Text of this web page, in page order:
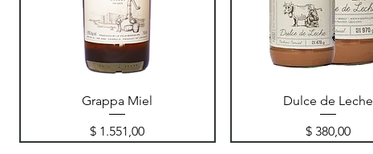
Grappa Miel
Precio
$ 1.551,00
Dulce de Leche
Precio
$ 380,00